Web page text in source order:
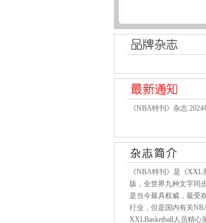
《NBA特刊》杂志
《NBA特刊》是《XXL
版，全世界九种文字同
是当今最具权威，最受
行业，但是国内有关
XXLBasketball人员精心